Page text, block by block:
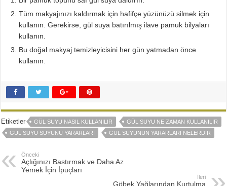
Tüm makyajınızı kaldırmak için hafifçe yüzünüzü silmek için
kullanın. Gerekirse, gül suya batırılmış ilave pamuk bilyaları
kullanın.
Bu doğal makyaj temizleyicisini her gün yatmadan önce
kullanın.
Etiketler GÜL SUYU NASIL KULLANILIR
GÜL SUYU NE ZAMAN KULLANILIR
GÜL SUYU SUYUNU YARARLARI
GÜL SUYUNUN YARARLARI NELERDIR
Önceki
Açlığınızı Bastırmak ve Daha Az
Yemek İçin İpuçları
İleri
Göbek Yağlarından Kurtulma